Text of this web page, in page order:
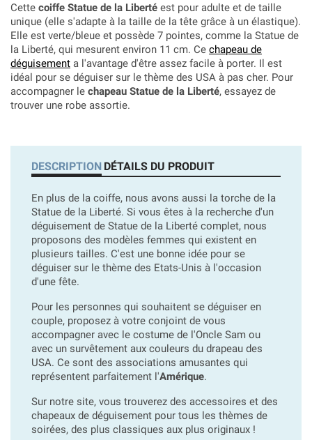
Cette coiffe Statue de la Liberté est pour adulte et de taille
unique (elle s'adapte à la taille de la tête grâce à un élastique).
Elle est verte/bleue et possède 7 pointes, comme la Statue de
la Liberté, qui mesurent environ 11 cm. Ce chapeau de
déguisement a l'avantage d'être assez facile à porter. Il est
idéal pour se déguiser sur le thème des USA à pas cher. Pour
accompagner le chapeau Statue de la Liberté, essayez de
trouver une robe assortie.
DESCRIPTION DÉTAILS DU PRODUIT
En plus de la coiffe, nous avons aussi la torche de la
Statue de la Liberté. Si vous êtes à la recherche d'un
déguisement de Statue de la Liberté complet, nous
proposons des modèles femmes qui existent en
plusieurs tailles. C'est une bonne idée pour se
déguiser sur le thème des Etats-Unis à l'occasion
d'une fête.
Pour les personnes qui souhaitent se déguiser en
couple, proposez à votre conjoint de vous
accompagner avec le costume de l'Oncle Sam ou
avec un survêtement aux couleurs du drapeau des
USA. Ce sont des associations amusantes qui
représentent parfaitement l'Amérique.
Sur notre site, vous trouverez des accessoires et des
chapeaux de déguisement pour tous les thèmes de
soirées, des plus classiques aux plus originaux !